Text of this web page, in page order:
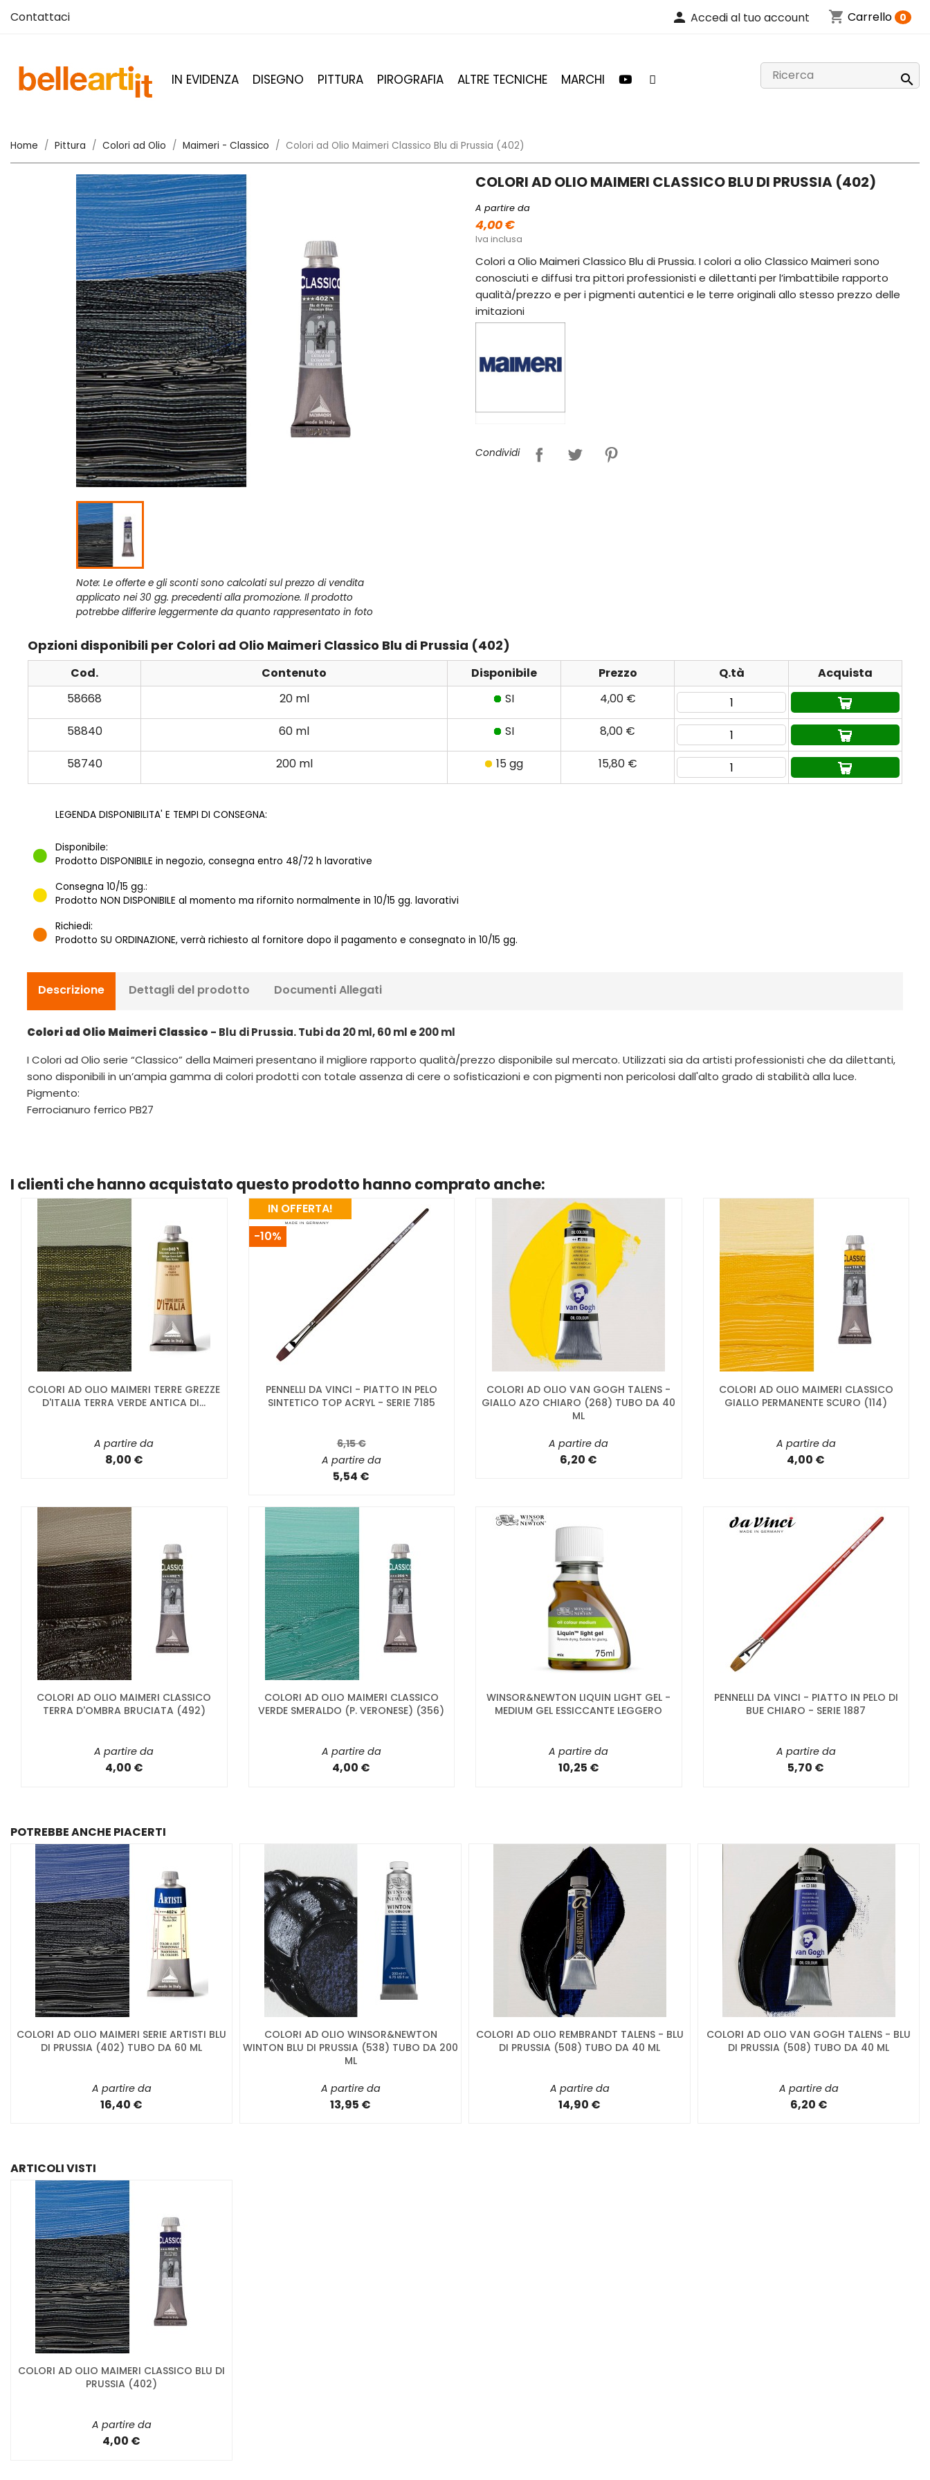
Contattaci person Accedi al tuo account shopping_cart Carrello 0
IN EVIDENZA DISEGNO PITTURA PIROGRAFIA ALTRE TECNICHE MARCHI 
Home Pittura Colori ad Olio Maimeri - Classico Colori ad Olio Maimeri Classico Blu di Prussia (402)
Note: Le offerte e gli sconti sono calcolati sul prezzo di vendita
applicato nei 30 gg. precedenti alla promozione. Il prodotto
potrebbe differire leggermente da quanto rappresentato in foto
COLORI AD OLIO MAIMERI CLASSICO BLU DI PRUSSIA (402)
A partire da
4,00 €
Iva inclusa
Colori a Olio Maimeri Classico Blu di Prussia. I colori a olio Classico Maimeri sono
conosciuti e diffusi tra pittori professionisti e dilettanti per l’imbattibile rapporto
qualità/prezzo e per i pigmenti autentici e le terre originali allo stesso prezzo delle
imitazioni
Condividi
Opzioni disponibili per Colori ad Olio Maimeri Classico Blu di Prussia (402)
Cod. Contenuto Disponibile Prezzo Q.tà
Acquista
58668
20 ml SI 4,00 €
58840 60 ml SI 8,00 €
58740 200 ml 15 gg 15,80 €
LEGENDA DISPONIBILITA' E TEMPI DI CONSEGNA:
Disponibile:
Prodotto DISPONIBILE in negozio, consegna entro 48/72 h lavorative
Consegna 10/15 gg.:
Prodotto NON DISPONIBILE al momento ma rifornito normalmente in 10/15 gg. lavorativi
Richiedi:
Prodotto SU ORDINAZIONE, verrà richiesto al fornitore dopo il pagamento e consegnato in 10/15 gg.
Descrizione Dettagli del prodotto Documenti Allegati
Colori ad Olio Maimeri Classico - Blu di Prussia. Tubi da 20 ml, 60 ml e 200 ml
I Colori ad Olio serie “Classico” della Maimeri presentano il migliore rapporto qualità/prezzo disponibile sul mercato. Utilizzati sia da artisti professionisti che da dilettanti,
sono disponibili in un’ampia gamma di colori prodotti con totale assenza di cere o sofisticazioni e con pigmenti non pericolosi dall'alto grado di stabilità alla luce.
Pigmento:
Ferrocianuro ferrico PB27
I clienti che hanno acquistato questo prodotto hanno comprato anche:
COLORI AD OLIO MAIMERI TERRE GREZZE
D'ITALIA TERRA VERDE ANTICA DI...
A partire da
8,00 €
PENNELLI DA VINCI - PIATTO IN PELO
SINTETICO TOP ACRYL - SERIE 7185
6,15 €
A partire da
5,54 €
IN OFFERTA!
-10%
COLORI AD OLIO VAN GOGH TALENS -
GIALLO AZO CHIARO (268) TUBO DA 40
ML
A partire da
6,20 €
COLORI AD OLIO MAIMERI CLASSICO
GIALLO PERMANENTE SCURO (114)
A partire da
4,00 €
COLORI AD OLIO MAIMERI CLASSICO
TERRA D'OMBRA BRUCIATA (492)
A partire da
4,00 €
COLORI AD OLIO MAIMERI CLASSICO
VERDE SMERALDO (P. VERONESE) (356)
A partire da
4,00 €
WINSOR&NEWTON LIQUIN LIGHT GEL -
MEDIUM GEL ESSICCANTE LEGGERO
A partire da
10,25 €
PENNELLI DA VINCI - PIATTO IN PELO DI
BUE CHIARO - SERIE 1887
A partire da
5,70 €
POTREBBE ANCHE PIACERTI
COLORI AD OLIO MAIMERI SERIE ARTISTI BLU
DI PRUSSIA (402) TUBO DA 60 ML
A partire da
16,40 €
COLORI AD OLIO WINSOR&NEWTON
WINTON BLU DI PRUSSIA (538) TUBO DA 200
ML
A partire da
13,95 €
COLORI AD OLIO REMBRANDT TALENS - BLU
DI PRUSSIA (508) TUBO DA 40 ML
A partire da
14,90 €
COLORI AD OLIO VAN GOGH TALENS - BLU
DI PRUSSIA (508) TUBO DA 40 ML
A partire da
6,20 €
ARTICOLI VISTI
COLORI AD OLIO MAIMERI CLASSICO BLU DI
PRUSSIA (402)
A partire da
4,00 €